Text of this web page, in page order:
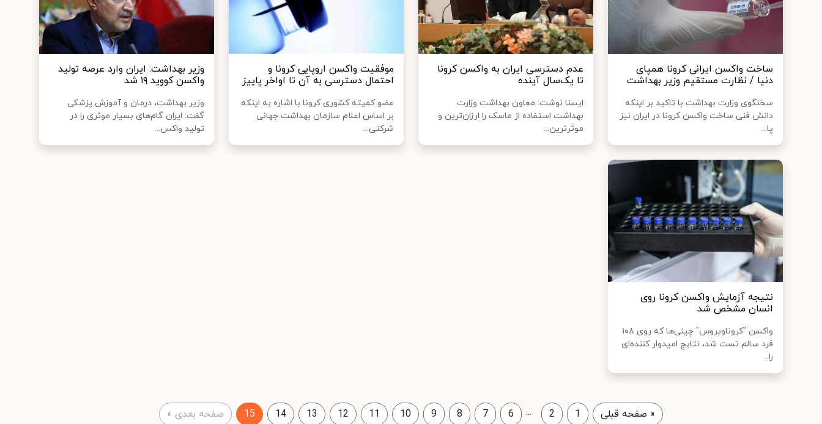
ساخت واکسن ایرانی کرونا همپای
دنیا / نظارت مستقیم وزیر بهداشت
سخنگوی وزارت بهداشت با تاکید بر اینکه
دانش فنی ساخت واکسن کرونا در ایران نیز
پا...
عدم دسترسی ایران به واکسن کرونا
تا یک‌سال آینده
ایسنا نوشت: معاون بهداشت وزارت
بهداشت استفاده از ماسک‌ را ارزان‌ترین و
موثرترین...
موفقیت واکسن اروپایی کرونا و
احتمال دسترسی به آن تا اواخر پاییز
عضو کمیته کشوری کرونا با اشاره به اینکه
بر اساس اعلام سازمان بهداشت جهانی
شرکتی...
وزیر بهداشت: ایران وارد عرصه تولید
واکسن کووید ۱۹ شد
وزیر بهداشت، درمان و آموزش پزشکی
گفت: ایران گام‌های بسیار موثری را در
تولید واکس...
نتیجه آزمایش واکسن کرونا روی
انسان مشخص شد
واکسن "کروناویروس" چینی‌ها که روی ۱۰۸
فرد سالم تست شد، نتایج امیدوار کننده‌ای
را...
« صفحه قبلی 1
2
...
6
7
8
9
10
11
12
13
14
15 صفحه بعدی »